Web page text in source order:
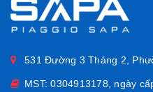
531 Đường 3 Tháng 2,
MST: 0304913178, ngày